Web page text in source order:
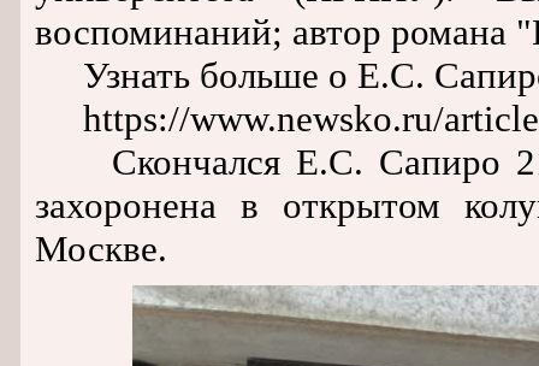
воспоминаний; автор романа
Узнать больше о Е.С.
https://www.newsko.ru/
Скончался Е.С. Сапиро 21
захоронена в открытом
Москве.